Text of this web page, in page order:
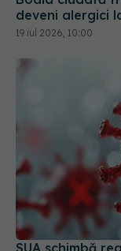
deveni alergici
19 iul 2026, 10:00
SUA schimbă